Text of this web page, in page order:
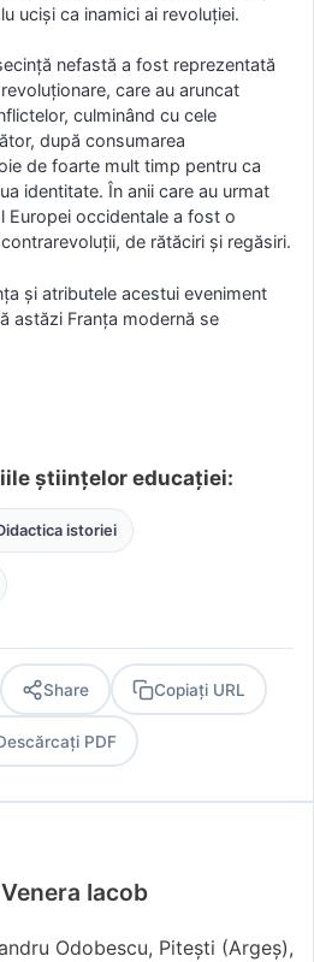
ucişi ca inamici ai revoluţiei.
nefastă a fost reprezentată
care au aruncat
culminând cu cele
după consumarea
de foarte mult timp pentru ca
identitate. În anii care au urmat
Europei occidentale a fost o
de rătăciri şi regăsiri.
şi atributele acestui eveniment
astăzi Franţa modernă se
științelor educației:
istoriei
Share Copiați URL
PDF
Iacob
Odobescu, Pitești (Argeş),